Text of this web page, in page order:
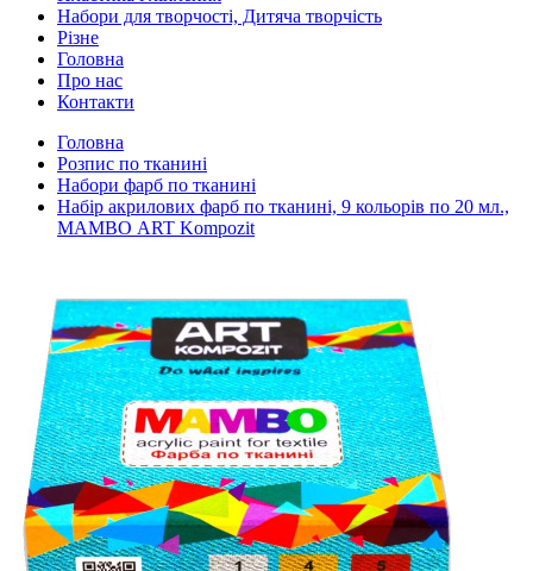
Набори для творчості, Дитяча творчість
Різне
Головна
Про нас
Контакти
Головна
Розпис по тканині
Набори фарб по тканині
Набір акрилових фарб по тканині, 9 кольорів по 20 мл.,
МАМВО ART Kompozit